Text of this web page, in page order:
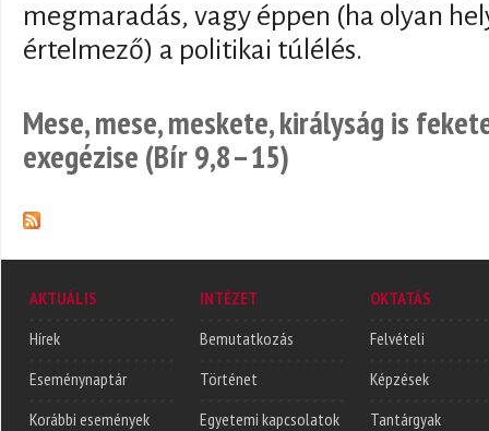
megmaradás, vagy éppen (ha olyan
értelmező) a politikai túlélés.
Mese, mese, meskete, királyság is
exegézise (Bír 9,8–15)
AKTUÁLIS
Hírek
Eseménynaptár
Korábbi események
INTÉZET
Bemutatkozás
Történet
Egyetemi kapcsolatok
OKTATÁS
Felvételi
Képzések
Tantárgyak